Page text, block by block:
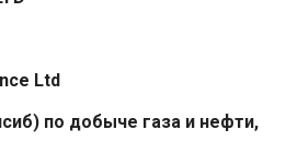
Ltd
по добыче газа и нефти,